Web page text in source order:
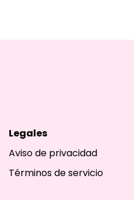
Legales
Aviso de privacidad
Términos de servicio